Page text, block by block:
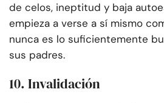
de celos, ineptitud y baja
empieza a verse a sí mismo
nunca es lo suficientemente
sus padres.
10. Invalidación